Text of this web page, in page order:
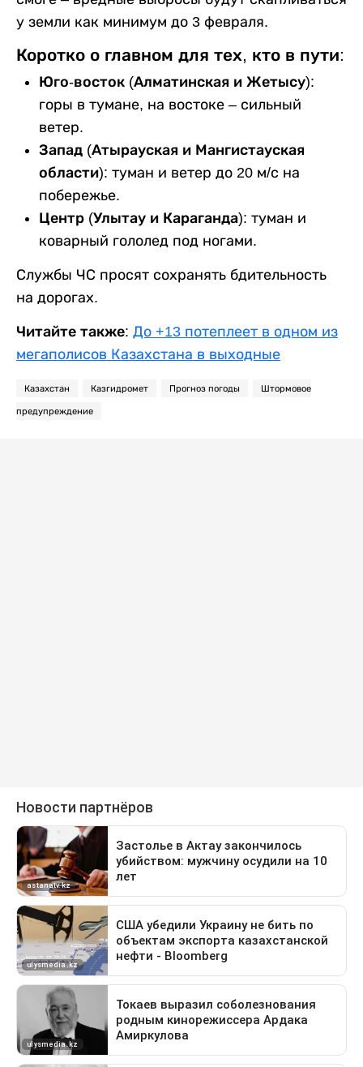
у земли как минимум до 3 февраля.
Коротко о главном для тех, кто в пути:
Юго-восток (Алматинская и Жетысу):
горы в тумане, на востоке – сильный
ветер.
Запад (Атырауская и Мангистауская
области): туман и ветер до 20 м/с на
побережье.
Центр (Улытау и Караганда): туман и
коварный гололед под ногами.
Службы ЧС просят сохранять бдительность
на дорогах.
Читайте также: До +13 потеплеет в одном из
мегаполисов Казахстана в выходные
Казахстан Казгидромет Прогноз погоды Штормовое
предупреждение